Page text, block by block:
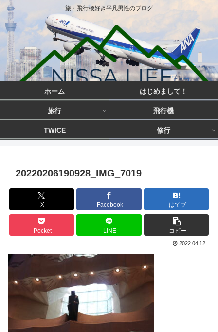
旅・飛行機好き平凡男性のブログ
ホーム はじめまして！
旅行 飛行機
TWICE 修行
20220206190928_IMG_7019
X Facebook はてブ
Pocket LINE コピー
2022.04.12